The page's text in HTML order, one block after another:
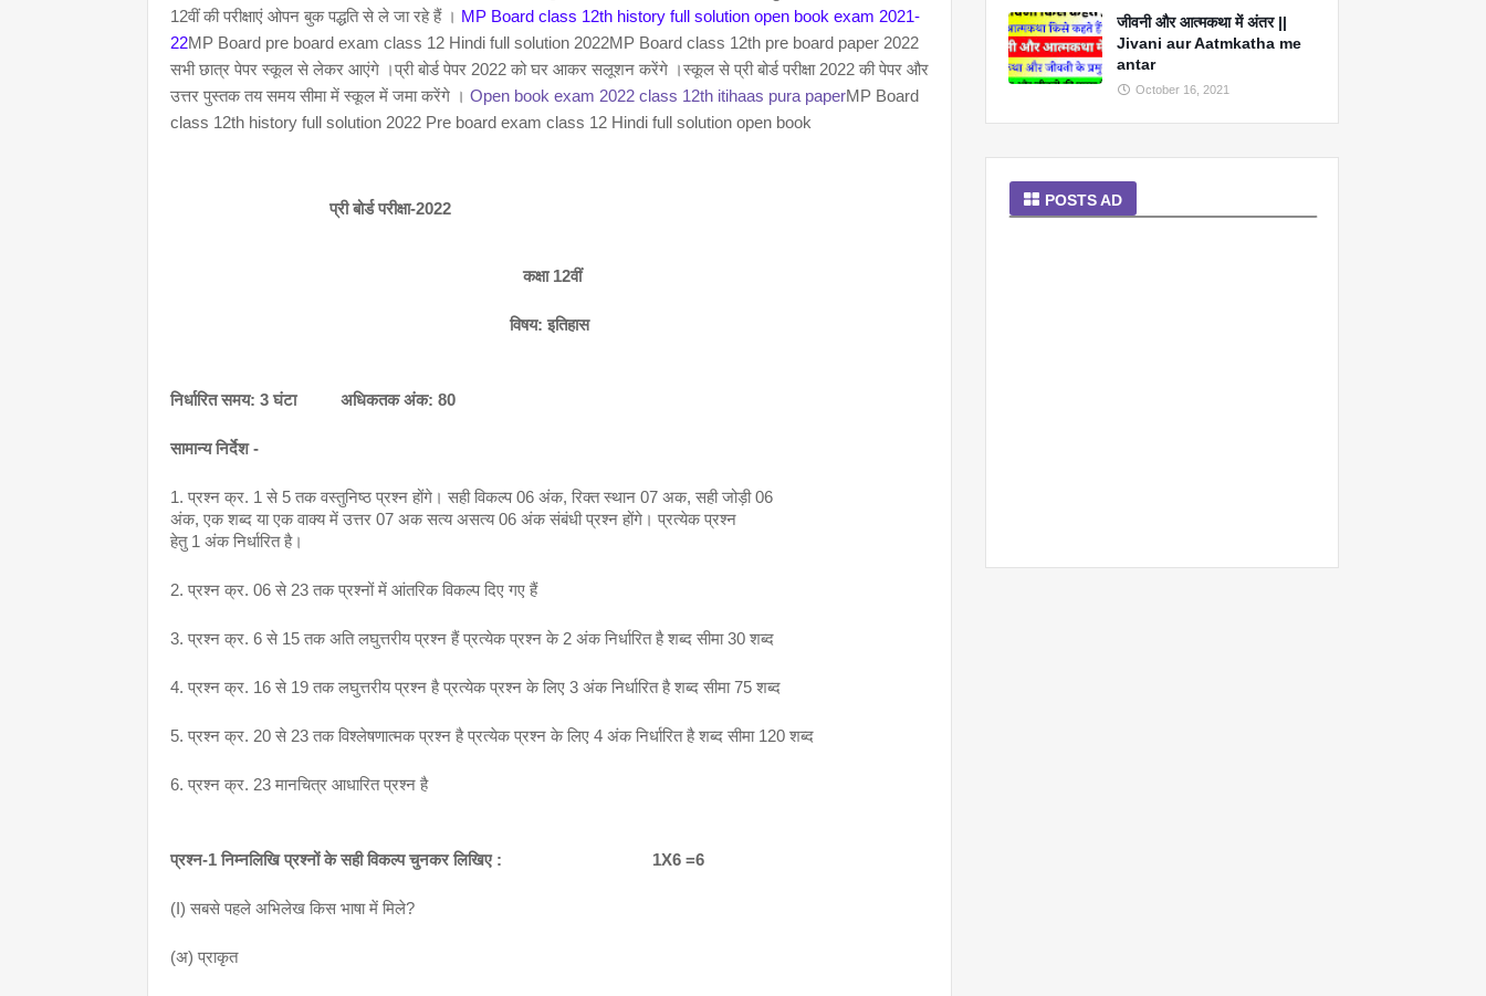
12वीं की परीक्षाएं ओपन बुक पद्धति से ले जा रहे हैं । MP Board class 12th history full solution open book exam 2021-
22MP Board pre board exam class 12 Hindi full solution 2022MP Board class 12th pre board paper 2022
सभी छात्र पेपर स्कूल से लेकर आएंगे ।प्री बोर्ड पेपर 2022 को घर आकर सलूशन करेंगे ।स्कूल से प्री बोर्ड परीक्षा 2022 की पेपर और
उत्तर पुस्तक तय समय सीमा में स्कूल में जमा करेंगे । Open book exam 2022 class 12th itihaas pura paperMP Board
class 12th history full solution 2022 Pre board exam class 12 Hindi full solution open book
प्री बोर्ड परीक्षा-2022
कक्षा 12वीं
विषय: इतिहास
निर्धारित समय: 3 घंटा          अधिकतक अंक: 80
सामान्य निर्देश -
1. प्रश्न क्र. 1 से 5 तक वस्तुनिष्ठ प्रश्न होंगे। सही विकल्प 06 अंक, रिक्त स्थान 07 अक, सही जोड़ी 06
अंक, एक शब्द या एक वाक्य में उत्तर 07 अक सत्य असत्य 06 अंक संबंधी प्रश्न होंगे। प्रत्येक प्रश्न
हेतु 1 अंक निर्धारित है।
2. प्रश्न क्र. 06 से 23 तक प्रश्नों में आंतरिक विकल्प दिए गए हैं
3. प्रश्न क्र. 6 से 15 तक अति लघुत्तरीय प्रश्न हैं प्रत्येक प्रश्न के 2 अंक निर्धारित है शब्द सीमा 30 शब्द
4. प्रश्न क्र. 16 से 19 तक लघुत्तरीय प्रश्न है प्रत्येक प्रश्न के लिए 3 अंक निर्धारित है शब्द सीमा 75 शब्द
5. प्रश्न क्र. 20 से 23 तक विश्लेषणात्मक प्रश्न है प्रत्येक प्रश्न के लिए 4 अंक निर्धारित है शब्द सीमा 120 शब्द
6. प्रश्न क्र. 23 मानचित्र आधारित प्रश्न है
प्रश्न-1 निम्नलिखि प्रश्नों के सही विकल्प चुनकर लिखिए :                                  1X6 =6
(I) सबसे पहले अभिलेख किस भाषा में मिले?
(अ) प्राकृत
जीवनी और आत्मकथा में अंतर ||
Jivani aur Aatmkatha me
antar
October 16, 2021
POSTS AD